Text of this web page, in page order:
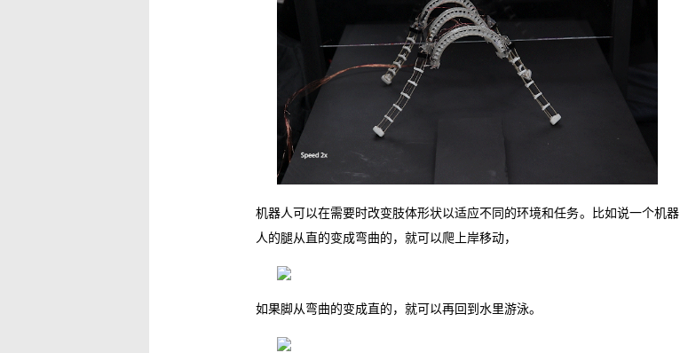
机器人可以在需要时改变肢体形状以适应不同的环境和任务。比如说一个机器
人的腿从直的变成弯曲的，就可以爬上岸移动，
如果脚从弯曲的变成直的，就可以再回到水里游泳。